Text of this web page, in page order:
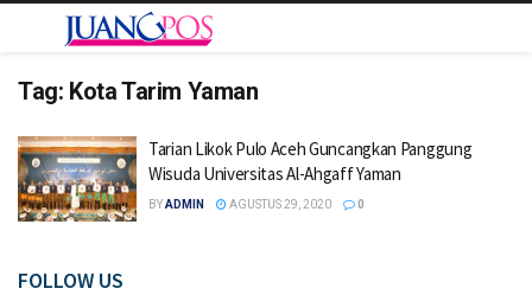
Tag: Kota Tarim Yaman
Tarian Likok Pulo Aceh Guncangkan Panggung
Wisuda Universitas Al-Ahgaff Yaman
BYADMIN AGUSTUS 29, 2020 0
FOLLOW US